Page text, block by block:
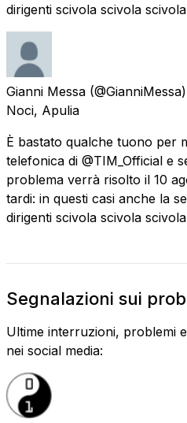
dirigenti scivola scivola
Gianni Messa
Noci, Apulia
È bastato qualche tuono per
telefonica di @TIM_Official e
problema verrà risolto il 10
tardi: in questi casi anche la
dirigenti scivola scivola
Segnalazioni sui
Ultime interruzioni, problemi
nei social media: